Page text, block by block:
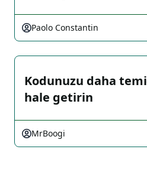
Paolo Constantin
Kodunuzu daha
hale getirin
MrBoogi